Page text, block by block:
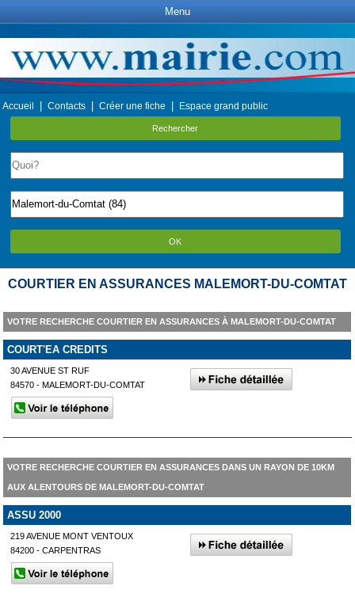
Menu
Accueil Contacts Créer une fiche Espace grand public
Rechercher
OK
COURTIER EN ASSURANCES MALEMORT-DU-COMTAT
VOTRE RECHERCHE COURTIER EN ASSURANCES À MALEMORT-DU-COMTAT
COURT'EA CREDITS
30 AVENUE ST RUF
84570 - MALEMORT-DU-COMTAT
VOTRE RECHERCHE COURTIER EN ASSURANCES DANS UN RAYON DE 10KM
AUX ALENTOURS DE MALEMORT-DU-COMTAT
ASSU 2000
219 AVENUE MONT VENTOUX
84200 - CARPENTRAS